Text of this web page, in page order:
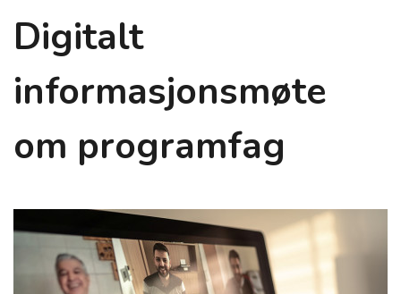
Digitalt
informasjonsmøte
om programfag